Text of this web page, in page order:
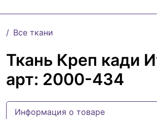
Все ткани
Ткань Креп кади
арт: 2000-434
Информация о товаре